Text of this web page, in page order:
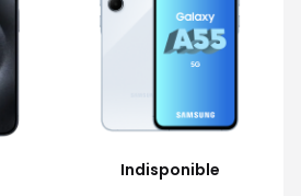
Indisponible